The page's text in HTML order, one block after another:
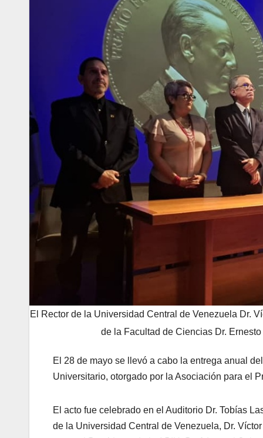
El Rector de la Universidad Central de Venezuela Dr.
de la Facultad de Ciencias Dr.
El 28 de mayo se llevó a cabo la entrega anual
Universitario, otorgado por la Asociación para el
El acto fue celebrado en el Auditorio Dr. Tobías
de la Universidad Central de Venezuela, Dr.